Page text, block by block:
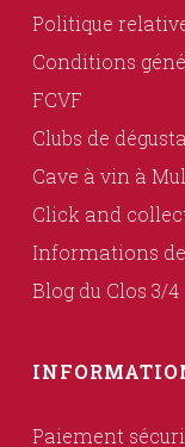
Politique
Conditions
FCVF
Clubs de
Cave à vin à
Click and
Informations
Blog du Clos 3/4
Paiement